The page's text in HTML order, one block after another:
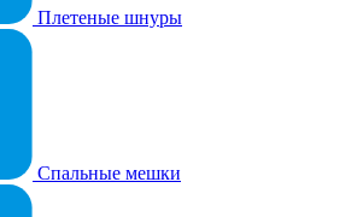
Плетеные шнуры
Спальные мешки